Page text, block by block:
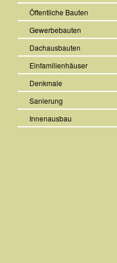
Öffentliche Bauten
Gewerbebauten
Dachausbauten
Einfamilienhäuser
Denkmale
Sanierung
Innenausbau